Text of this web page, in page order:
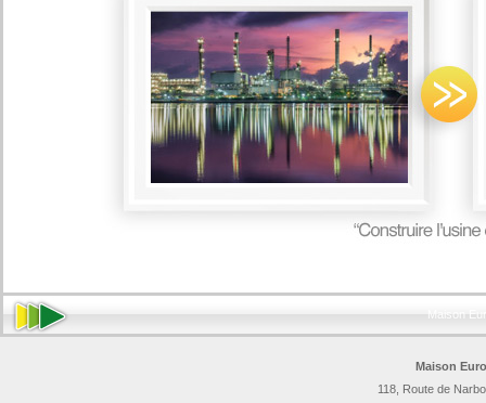
Maison
Maison
118, Route de